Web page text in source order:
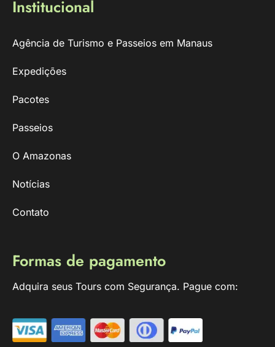
Institucional
Agência de Turismo e Passeios em Manaus
Expedições
Pacotes
Passeios
O Amazonas
Notícias
Contato
Formas de pagamento
Adquira seus Tours com Segurança. Pague com: